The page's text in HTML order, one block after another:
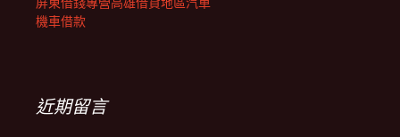
機車借款
近期留言